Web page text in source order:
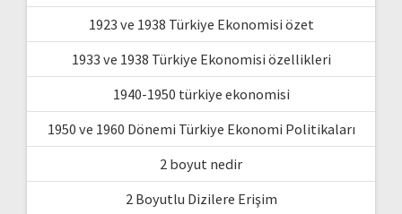
1923 ve 1938 Türkiye Ekonomisi özet
1933 ve 1938 Türkiye Ekonomisi özellikleri
1940-1950 türkiye ekonomisi
1950 ve 1960 Dönemi Türkiye Ekonomi Politikaları
2 boyut nedir
2 Boyutlu Dizilere Erişim